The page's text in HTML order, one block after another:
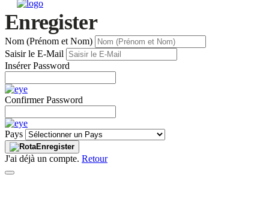
Enregister
Nom (Prénom et Nom)
Saisir le E-Mail
Insérer Password
Confirmer Password
Pays
Enregister
J'ai déjà un compte. Retour